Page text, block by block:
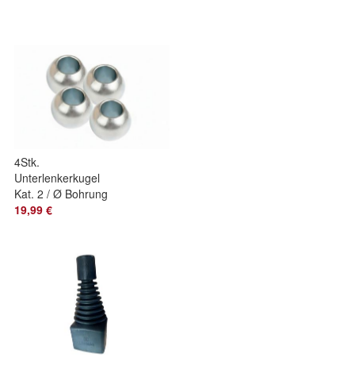
4Stk.
Unterlenkerkugel
Kat. 2 / Ø Bohrung
28mm Traktor
19,99 €